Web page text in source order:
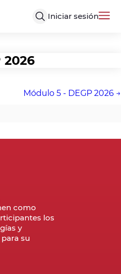
Iniciar sesión
2026
Módulo 5 - DEGP 2026
como
los
y
su